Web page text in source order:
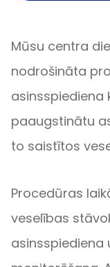
Mūsu centra
nodrošināta
asinsspiediena
paaugstinātu
to saistītos
Procedūras
veselības
asinsspiediena